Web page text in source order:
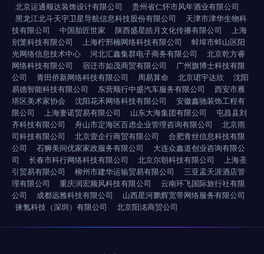
北京运通顺达装饰设计有限公司
贵州省仁怀市风年酒业有限公司
黑龙江北斗天宇卫星导航信息科技股份有限公司
天津市津华生物科
技有限公司
中国胎匠世家 陕西盛星皓月文化传播有限公司
上海
别笼科技有限公司
上海柠邢楠网络科技有限公司
蚌埠市蚌山区阳
光网络信息技术中心
河北汇鑫集群电子商务有限公司
北京乾方睿
网络科技有限公司
宿迁市如茂商贸有限公司
广州旗博士科技有限
公司
青田侨新网络科技有限公司 周易算命 北京珺宇达欣
沈阳
易德智能科技有限公司
东营顺行中盛汽车服务有限公司
西安市雁
塔区美术家协会
沈阳花禾网络科技有限公司
安徽鑫驰装饰工程有
限公司
上海妻诺贸易有限公司 山东大海集团有限公司
屯昌县刘
齐科技有限公司
舟山市定海区百虑企业管理咨询有限公司
北京雨
司科技有限公司
北京壹企行商贸有限公司
合肥青丝信息科技有限
公司
石狮美间优家家政服务有限公司
大连众鑫道创业咨询有限公
司
长春市科行网络科技有限公司 北京尔朝科技有限公司
上海圣
引贸易有限公司
柳州市建华运输贸易有限公司
三亚孟天涯酒店管
理有限公司
重庆润宏频风科技有限公司
云南环飞国际旅行社有限
公司
成都远雅科技有限公司
山西星河鹏辉宽带网络服务有限公司
徕氪科技（深圳）有限公司
北京阳洺商贸公司